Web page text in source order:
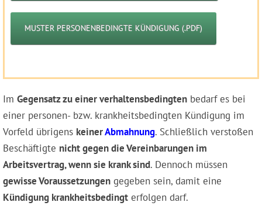
MUSTER PERSONENBEDINGTE KÜNDIGUNG (.PDF)
Im Gegensatz zu einer verhaltensbedingten bedarf es bei
einer personen- bzw. krankheitsbedingten Kündigung im
Vorfeld übrigens keinerAbmahnung. Schließlich verstoßen
Beschäftigte nicht gegen die Vereinbarungen im
Arbeitsvertrag, wenn sie krank sind. Dennoch müssen
gewisse Voraussetzungen gegeben sein, damit eine
Kündigung krankheitsbedingt erfolgen darf.